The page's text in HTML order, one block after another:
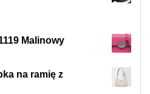
Malinowy
na ramię z